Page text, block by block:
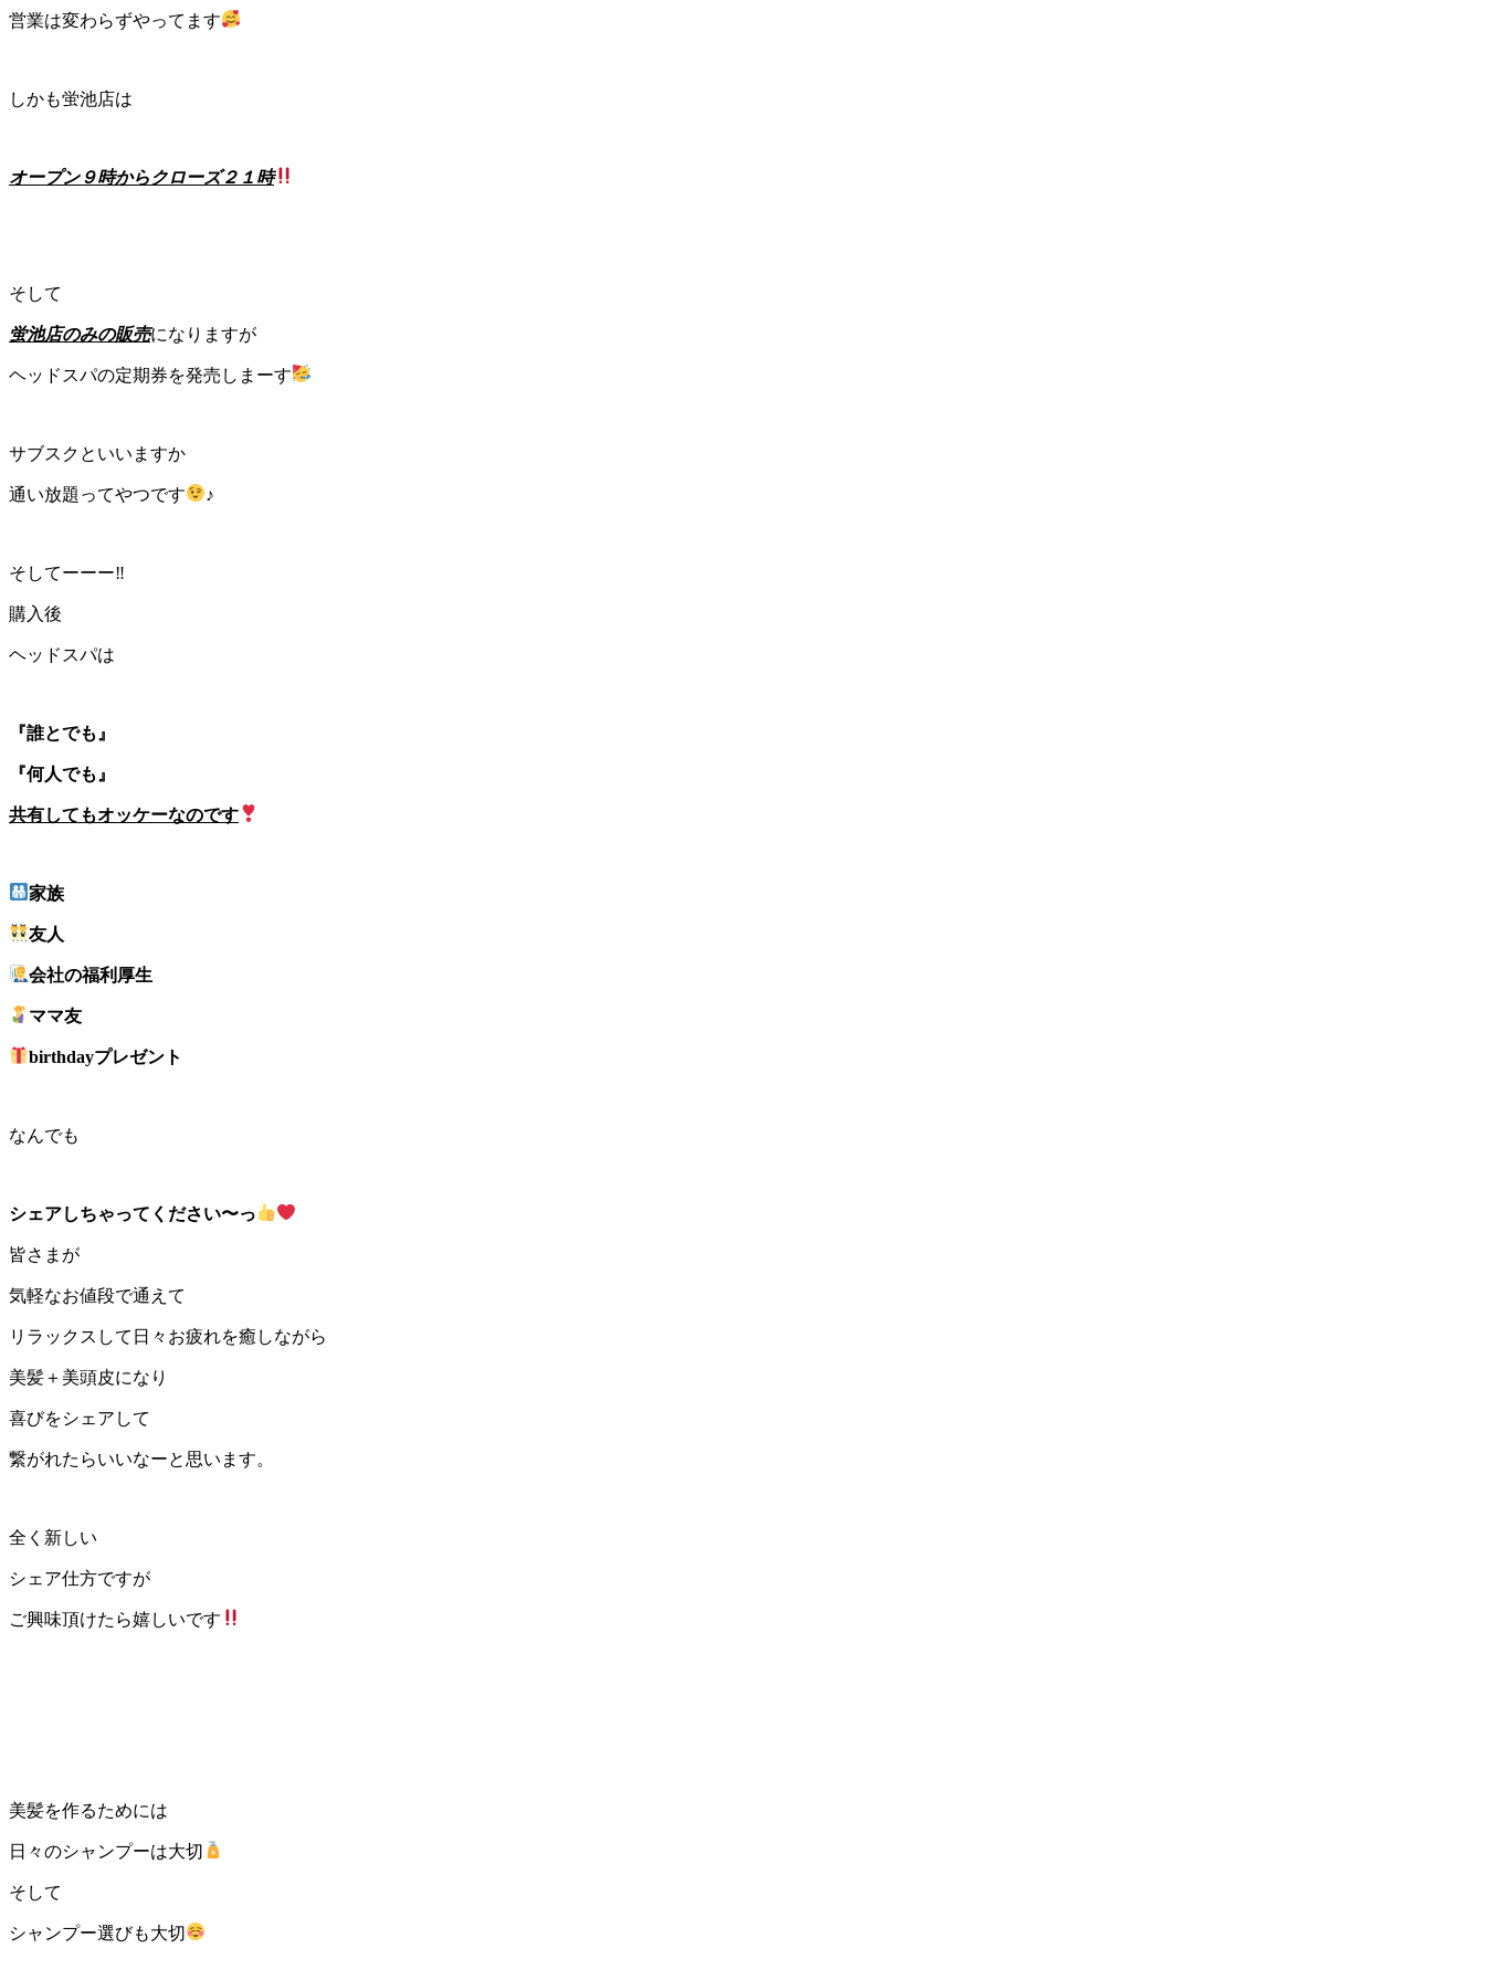
営業は変わらずやってます
しかも蛍池店は
オープン９時からクローズ２１時
そして
蛍池店のみの販売になりますが
ヘッドスパの定期券を発売しまーす
サブスクといいますか
通い放題ってやつです ♪
そしてーーー‼︎
購入後
ヘッドスパは
『誰とでも』
『何人でも』
共有してもオッケーなのです
家族
友人
会社の福利厚生
ママ友
birthdayプレゼント
なんでも
シェアしちゃってください〜っ
皆さまが
気軽なお値段で通えて
リラックスして日々お疲れを癒しながら
美髪＋美頭皮になり
喜びをシェアして
繋がれたらいいなーと思います。
全く新しい
シェア仕方ですが
ご興味頂けたら嬉しいです
美髪を作るためには
日々のシャンプーは大切
そして
シャンプー選びも大切